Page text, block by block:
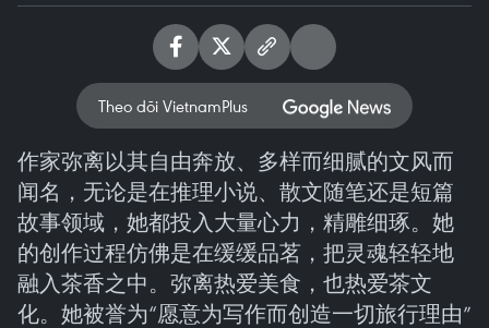
Theo dõi VietnamPlus
作家弥离以其自由奔放、多样而细腻的文风而
闻名，无论是在推理小说、散文随笔还是短篇
故事领域，她都投入大量心力，精雕细琢。她
的创作过程仿佛是在缓缓品茗，把灵魂轻轻地
融入茶香之中。弥离热爱美食，也热爱茶文
化。她被誉为“愿意为写作而创造一切旅行理由”